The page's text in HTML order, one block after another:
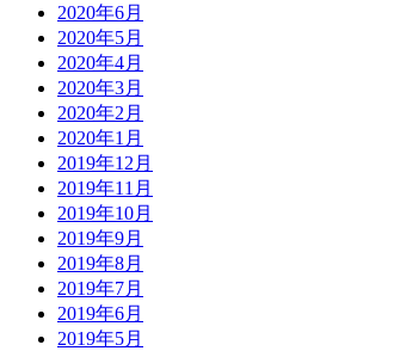
2020年6月
2020年5月
2020年4月
2020年3月
2020年2月
2020年1月
2019年12月
2019年11月
2019年10月
2019年9月
2019年8月
2019年7月
2019年6月
2019年5月